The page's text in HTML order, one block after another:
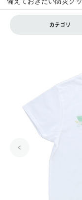
カテゴリ